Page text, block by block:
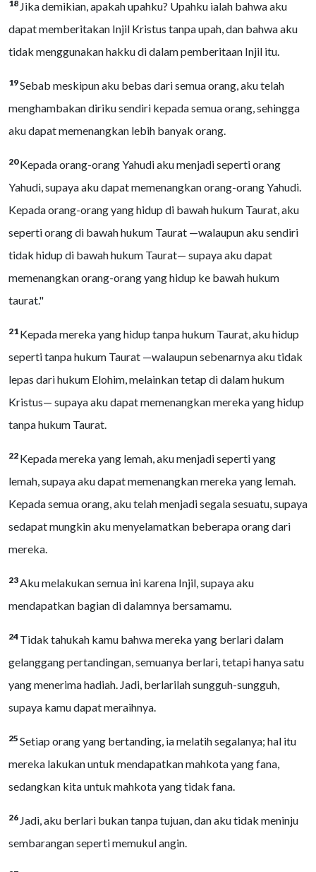
18 Jika demikian, apakah upahku? Upahku ialah bahwa aku
dapat memberitakan Injil Kristus tanpa upah, dan bahwa aku
tidak menggunakan hakku di dalam pemberitaan Injil itu.
19Sebab meskipun aku bebas dari semua orang, aku telah
menghambakan diriku sendiri kepada semua orang, sehingga
aku dapat memenangkan lebih banyak orang.
20Kepada orang-orang Yahudi aku menjadi seperti orang
Yahudi, supaya aku dapat memenangkan orang-orang Yahudi.
Kepada orang-orang yang hidup di bawah hukum Taurat, aku
seperti orang di bawah hukum Taurat —walaupun aku sendiri
tidak hidup di bawah hukum Taurat— supaya aku dapat
memenangkan orang-orang yang hidup ke bawah hukum
taurat."
21 Kepada mereka yang hidup tanpa hukum Taurat, aku hidup
seperti tanpa hukum Taurat —walaupun sebenarnya aku tidak
lepas dari hukum Elohim, melainkan tetap di dalam hukum
Kristus— supaya aku dapat memenangkan mereka yang hidup
tanpa hukum Taurat.
22 Kepada mereka yang lemah, aku menjadi seperti yang
lemah, supaya aku dapat memenangkan mereka yang lemah.
Kepada semua orang, aku telah menjadi segala sesuatu, supaya
sedapat mungkin aku menyelamatkan beberapa orang dari
mereka.
23Aku melakukan semua ini karena Injil, supaya aku
mendapatkan bagian di dalamnya bersamamu.
24 Tidak tahukah kamu bahwa mereka yang berlari dalam
gelanggang pertandingan, semuanya berlari, tetapi hanya satu
yang menerima hadiah. Jadi, berlarilah sungguh-sungguh,
supaya kamu dapat meraihnya.
25 Setiap orang yang bertanding, ia melatih segalanya; hal itu
mereka lakukan untuk mendapatkan mahkota yang fana,
sedangkan kita untuk mahkota yang tidak fana.
26 Jadi, aku berlari bukan tanpa tujuan, dan aku tidak meninju
sembarangan seperti memukul angin.